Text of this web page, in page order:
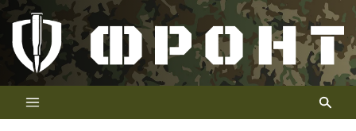
Скип
цонтент
Телевизија ФРОНТ
Први војни канал у Србији